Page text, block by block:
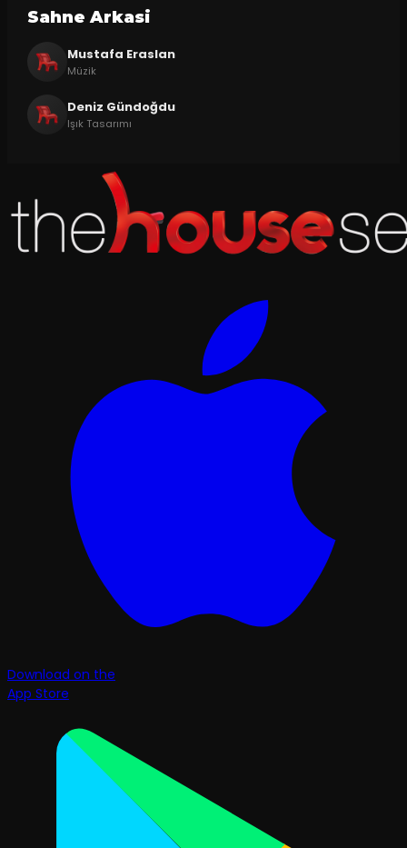
Sahne Arkasi
Mustafa Eraslan
Müzik
Deniz Gündoğdu
Işık Tasarımı
Download on the
App Store